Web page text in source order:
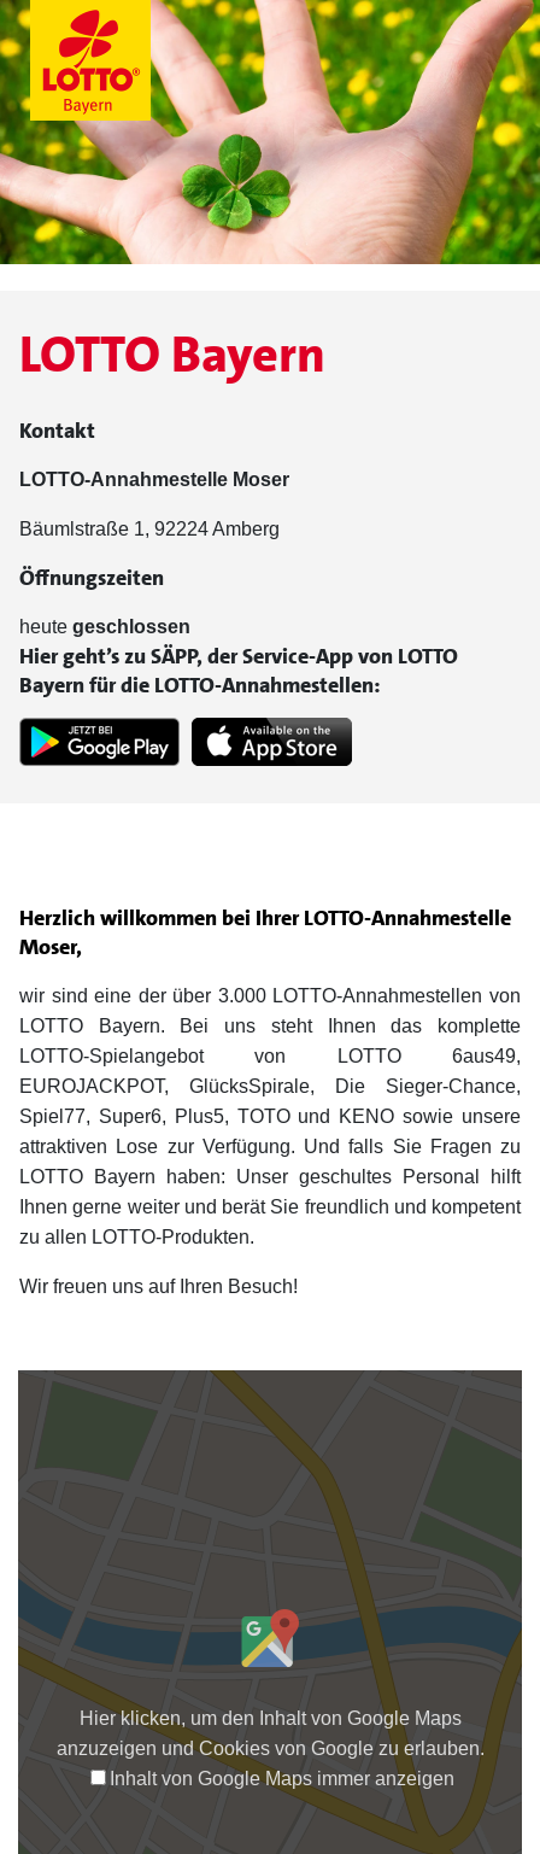
Herzlich willkommen bei Ihrer LOTTO-Annahmestelle
Moser,
wir sind eine der über 3.000 LOTTO-Annahmestellen von
LOTTO Bayern. Bei uns steht Ihnen das komplette
LOTTO-Spielangebot von LOTTO 6aus49,
EUROJACKPOT, GlücksSpirale, Die Sieger-Chance,
Spiel77, Super6, Plus5, TOTO und KENO sowie unsere
attraktiven Lose zur Verfügung. Und falls Sie Fragen zu
LOTTO Bayern haben: Unser geschultes Personal hilft
Ihnen gerne weiter und berät Sie freundlich und kompetent
zu allen LOTTO-Produkten.
Wir freuen uns auf Ihren Besuch!
LOTTO Bayern
Kontakt
LOTTO-Annahmestelle Moser
Bäumlstraße 1, 92224 Amberg
Öffnungszeiten
heute geschlossen
Hier geht’s zu SÄPP, der Service-App von LOTTO
Bayern für die LOTTO-Annahmestellen:
Hier klicken, um den Inhalt von Google Maps
anzuzeigen und Cookies von Google zu erlauben.
Inhalt von Google Maps immer anzeigen